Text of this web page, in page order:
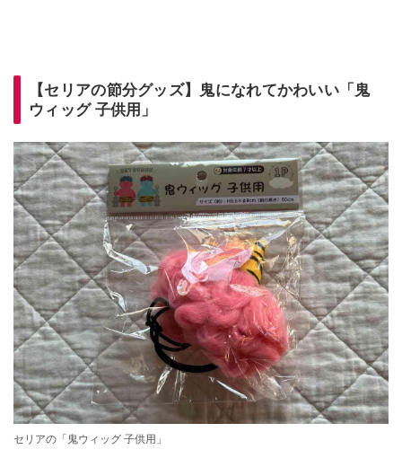
【セリアの節分グッズ】鬼になれてかわいい「鬼
ウィッグ 子供用」
セリアの「鬼ウィッグ 子供用」